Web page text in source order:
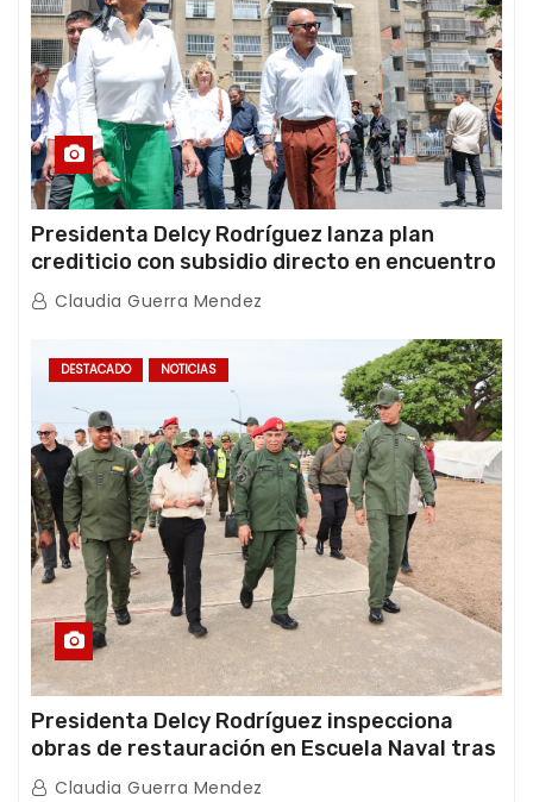
Presidenta Delcy Rodríguez lanza plan
crediticio con subsidio directo en encuentro
con Juntas de Condominio
Claudia Guerra Mendez
DESTACADO NOTICIAS
Presidenta Delcy Rodríguez inspecciona
obras de restauración en Escuela Naval tras
afectaciones sísmicas en La Guaira
Claudia Guerra Mendez